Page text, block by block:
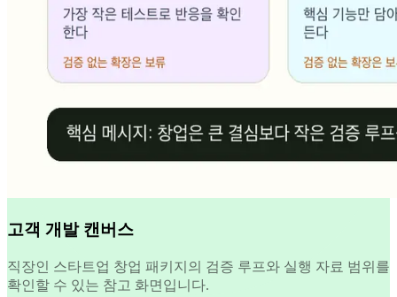
고객 개발 캔버스
직장인 스타트업 창업 패키지의 검증 루프와 실행 자료 범위를
확인할 수 있는 참고 화면입니다.